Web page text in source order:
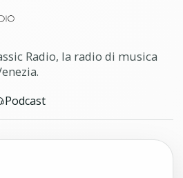
Radio, la radio di musica
Podcast